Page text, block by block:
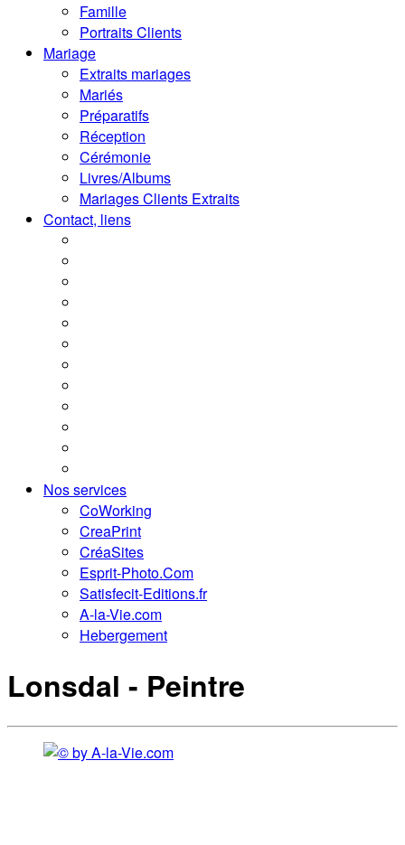
Famille
Portraits Clients
Mariage
Extraits mariages
Mariés
Préparatifs
Réception
Cérémonie
Livres/Albums
Mariages Clients Extraits
Contact, liens
Nos services
CoWorking
CreaPrint
CréaSites
Esprit-Photo.Com
Satisfecit-Editions.fr
A-la-Vie.com
Hebergement
Lonsdal - Peintre